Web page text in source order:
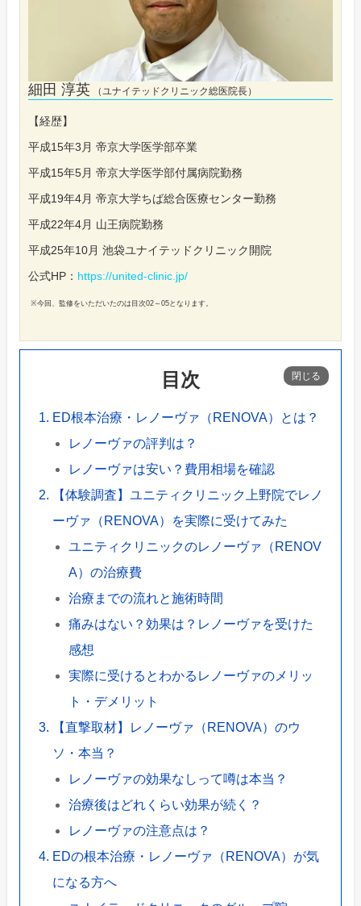
細田 淳英 （ユナイテッドクリニック総医院長）
【経歴】
平成15年3月 帝京大学医学部卒業
平成15年5月 帝京大学医学部付属病院勤務
平成19年4月 帝京大学ちば総合医療センター勤務
平成22年4月 山王病院勤務
平成25年10月 池袋ユナイテッドクリニック開院
公式HP： https://united-clinic.jp/
※今回、監修をいただいたのは目次02～05となります。
目次
ED根本治療・レノーヴァ（RENOVA）とは？
レノーヴァの評判は？
レノーヴァは安い？費用相場を確認
【体験調査】ユニティクリニック上野院でレノ
ーヴァ（RENOVA）を実際に受けてみた
ユニティクリニックのレノーヴァ（RENOV
A）の治療費
治療までの流れと施術時間
痛みはない？効果は？レノーヴァを受けた
感想
実際に受けるとわかるレノーヴァのメリッ
ト・デメリット
【直撃取材】レノーヴァ（RENOVA）のウ
ソ・本当？
レノーヴァの効果なしって噂は本当？
治療後はどれくらい効果が続く？
レノーヴァの注意点は？
EDの根本治療・レノーヴァ（RENOVA）が気
になる方へ